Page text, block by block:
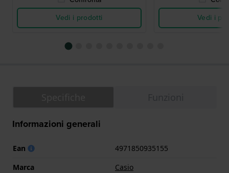
Vedi i prodotti
Vedi i
Informazioni generali
Ean
4971850935155
Marca
Casio